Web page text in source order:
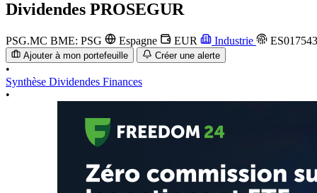
Dividendes PROSEGUR
PSG.MC BME: PSG Espagne EUR Industrie
Ajouter à mon portefeuille Créer une alerte
•
Synthèse Dividendes Finances
•